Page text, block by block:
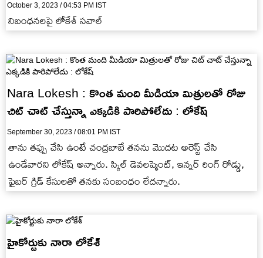
October 3, 2023 / 04:53 PM IST
నిబంధనలపై లోకేశ్ సవాల్
Nara Lokesh : కొంత మంది మీడియా మిత్రులతో రోజు
చిట్ చాట్ చేస్తున్నా ఎక్కడికి పారిపోలేదు : లోకేష్
September 30, 2023 / 08:01 PM IST
తాను తప్పు చేసి ఉంటే చంద్రబాబే తనను మొదట అరెస్ట్ చేసి
ఉండేవారని లోకేష్ అన్నారు. స్కిల్ డెవలప్మెంట్, ఇన్నర్ రింగ్ రోడ్డు,
ఫైబర్ గ్రిడ్ కేసులతో తనకు సంబంధం లేదన్నారు.
హైకోర్టుకు నారా లోకేశ్‌